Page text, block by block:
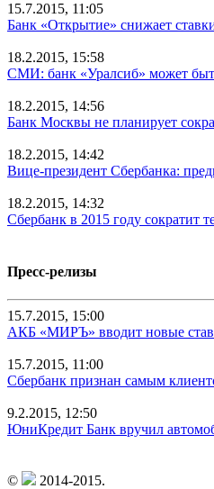
15.7.2015, 11:05
Банк «Открытие» снижает
18.2.2015, 15:58
СМИ: банк «Уралсиб» может
18.2.2015, 14:56
Банк Москвы не планирует
18.2.2015, 14:42
Вице-президент Сбербанка:
18.2.2015, 14:32
Сбербанк в 2015 году сократит
Пресс-релизы
15.7.2015, 15:00
АКБ «МИРЪ» вводит новые
15.7.2015, 11:00
Сбербанк признан самым
9.2.2015, 12:50
ЮниКредит Банк вручил
©
2014-2015.